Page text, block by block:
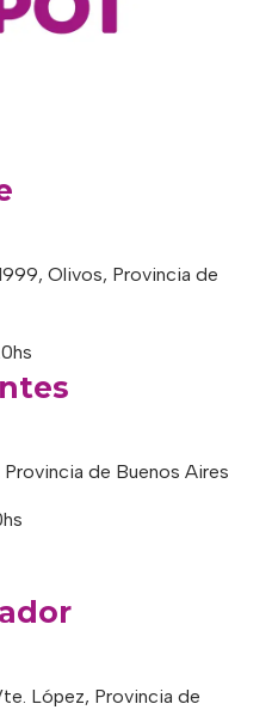
Olivos, Provincia de
de Buenos Aires
López, Provincia de